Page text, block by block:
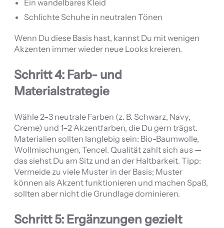
Ein wandelbares Kleid
Schlichte Schuhe in neutralen Tönen
Wenn Du diese Basis hast, kannst Du mit wenigen
Akzenten immer wieder neue Looks kreieren.
Schritt 4: Farb- und
Materialstrategie
Wähle 2–3 neutrale Farben (z. B. Schwarz, Navy,
Creme) und 1–2 Akzentfarben, die Du gern trägst.
Materialien sollten langlebig sein: Bio-Baumwolle,
Wollmischungen, Tencel. Qualität zahlt sich aus —
das siehst Du am Sitz und an der Haltbarkeit. Tipp:
Vermeide zu viele Muster in der Basis; Muster
können als Akzent funktionieren und machen Spaß,
sollten aber nicht die Grundlage dominieren.
Schritt 5: Ergänzungen gezielt